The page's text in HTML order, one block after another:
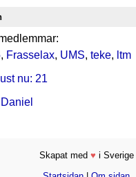
, Frasselax, UMS, teke, ltm
nu: 21
Daniel
Skapat med ♥ i Sverige